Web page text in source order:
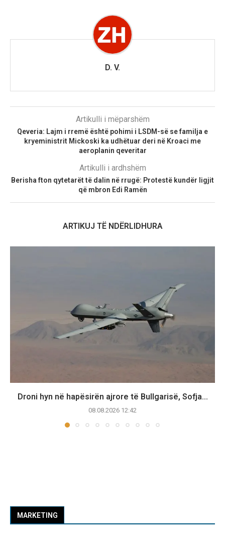
D. V.
Artikulli i mëparshëm
Qeveria: Lajm i rremë është pohimi i LSDM-së se familja e
kryeministrit Mickoski ka udhëtuar deri në Kroaci me
aeroplanin qeveritar
Artikulli i ardhshëm
Berisha fton qytetarët të dalin në rrugë: Protestë kundër ligjit
që mbron Edi Ramën
ARTIKUJ TË NDËRLIDHURA
Droni hyn në hapësirën ajrore të Bullgarisë, Sofja...
08.08.2026 12:42
MARKETING